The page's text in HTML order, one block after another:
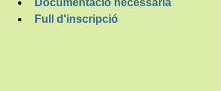
Documentació necessària
Full d'inscripció